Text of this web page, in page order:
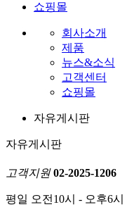
쇼핑몰
회사소개
제품
뉴스&소식
고객센터
쇼핑몰
자유게시판
자유게시판
고객지원 02-2025-1206
평일 오전10시 - 오후6시